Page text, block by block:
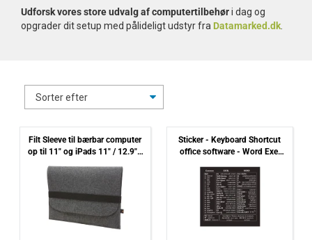
Udforsk vores store udvalg af computertilbehøri dag og
opgrader dit setup med pålideligt udstyr fra Datamarked.dk
Filt Sleeve til bærbar computer
op til 11" og iPads 11" / 12.9" -
Sticker - Keyboard Shortcut
office software - Word Exel